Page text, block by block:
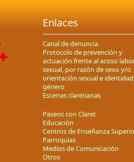
Enlaces
Canal de denuncia
Protocolo de prevención y
actuación frente al acoso
sexual, por razón de sexo y/o
orientación sexual e
género
Escenas claretianas
Paseos con Claret
Educación
Centros de Enseñanza
Parroquias
Medios de Comunicación
Otros